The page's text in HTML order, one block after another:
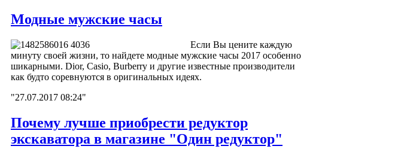
Модные мужские часы
Если Вы цените каждую
минуту своей жизни, то найдете модные мужские часы 2017 особенно
шикарными. Dior, Casio, Burberry и другие известные производители
как будто соревнуются в оригинальных идеях.
"27.07.2017 08:24"
Почему лучше приобрести редуктор
экскаватора в магазине "Один редуктор"